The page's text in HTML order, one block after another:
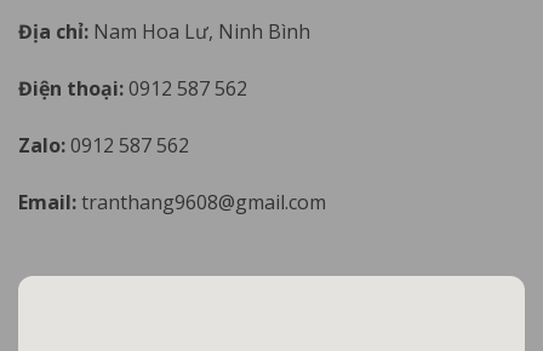
Địa chỉ: Nam Hoa Lư, Ninh Bình
Điện thoại:0912 587 562
Zalo:0912 587 562
Email:tranthang9608@gmail.com